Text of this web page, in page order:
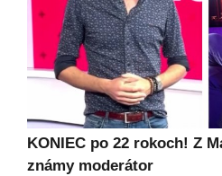
KONIEC po 22 rokoch! Z
známy moderátor